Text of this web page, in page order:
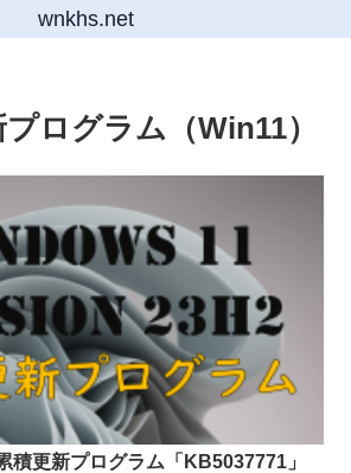
wnkhs.net
ログラム（Win11）
積更新プログラム「KB5037771」